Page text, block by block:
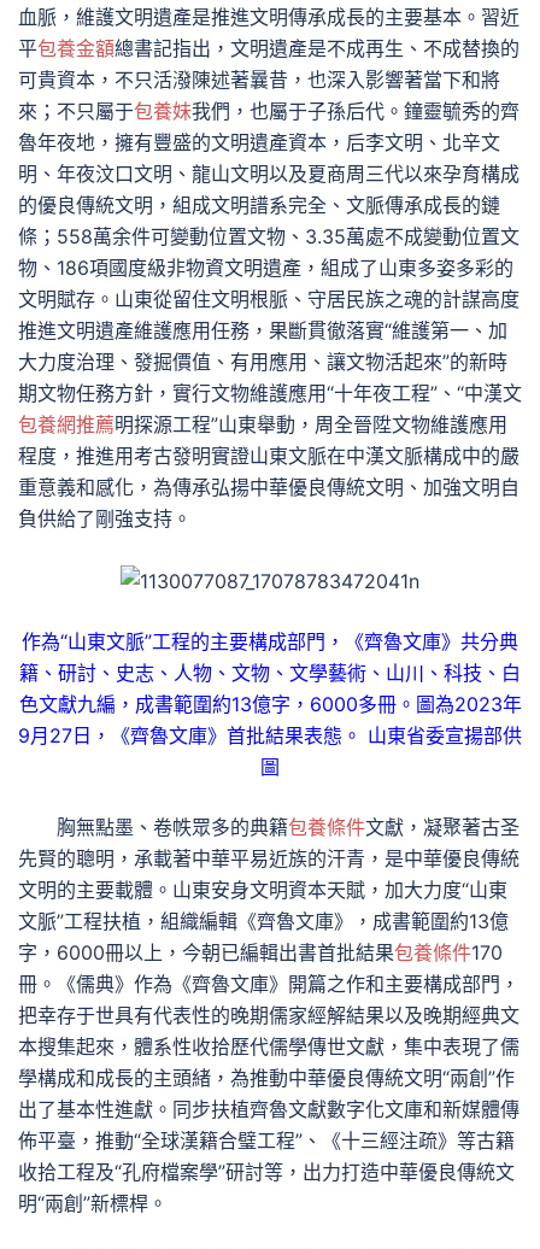
血脈，維護文明遺產是推進文明傳承成長的主要基本。習近
平包養金額總書記指出，文明遺產是不成再生、不成替換的
可貴資本，不只活潑陳述著曩昔，也深入影響著當下和將
來；不只屬于包養妹我們，也屬于子孫后代。鐘靈毓秀的齊
魯年夜地，擁有豐盛的文明遺產資本，后李文明、北辛文
明、年夜汶口文明、龍山文明以及夏商周三代以來孕育構成
的優良傳統文明，組成文明譜系完全、文脈傳承成長的鏈
條；558萬余件可變動位置文物、3.35萬處不成變動位置文
物、186項國度級非物資文明遺產，組成了山東多姿多彩的
文明賦存。山東從留住文明根脈、守居民族之魂的計謀高度
推進文明遺產維護應用任務，果斷貫徹落實“維護第一、加
大力度治理、發掘價值、有用應用、讓文物活起來”的新時
期文物任務方針，實行文物維護應用“十年夜工程”、“中漢文
包養網推薦明探源工程”山東舉動，周全晉陞文物維護應用
程度，推進用考古發明實證山東文脈在中漢文脈構成中的嚴
重意義和感化，為傳承弘揚中華優良傳統文明、加強文明自
負供給了剛強支持。
作為“山東文脈”工程的主要構成部門，《齊魯文庫》共分典
籍、研討、史志、人物、文物、文學藝術、山川、科技、白
色文獻九編，成書範圍約13億字，6000多冊。圖為2023年
9月27日，《齊魯文庫》首批結果表態。 山東省委宣揚部供
圖
胸無點墨、卷帙眾多的典籍包養條件文獻，凝聚著古圣
先賢的聰明，承載著中華平易近族的汗青，是中華優良傳統
文明的主要載體。山東安身文明資本天賦，加大力度“山東
文脈”工程扶植，組織編輯《齊魯文庫》，成書範圍約13億
字，6000冊以上，今朝已編輯出書首批結果包養條件170
冊。《儒典》作為《齊魯文庫》開篇之作和主要構成部門，
把幸存于世具有代表性的晚期儒家經解結果以及晚期經典文
本搜集起來，體系性收拾歷代儒學傳世文獻，集中表現了儒
學構成和成長的主頭緒，為推動中華優良傳統文明“兩創”作
出了基本性進獻。同步扶植齊魯文獻數字化文庫和新媒體傳
佈平臺，推動“全球漢籍合璧工程”、《十三經注疏》等古籍
收拾工程及“孔府檔案學”研討等，出力打造中華優良傳統文
明“兩創”新標桿。